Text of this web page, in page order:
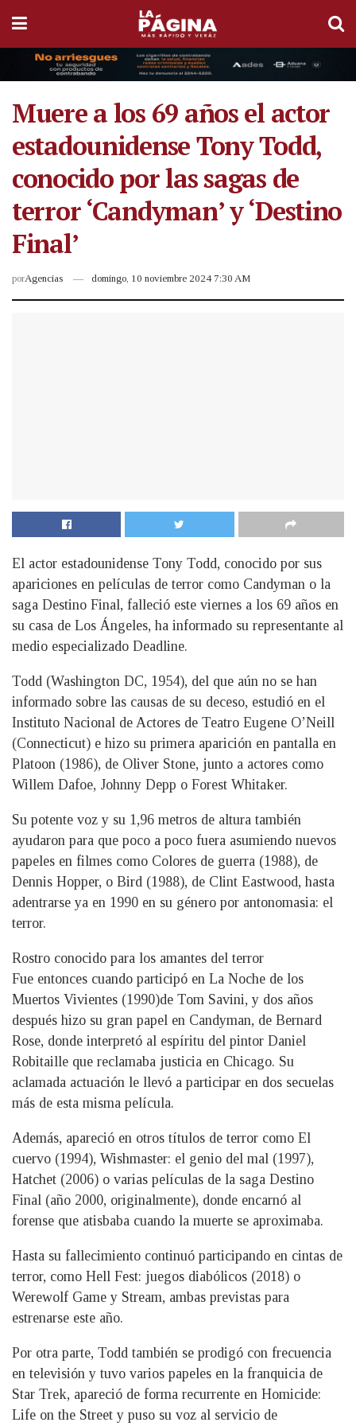
Muere a los 69 años el actor
estadounidense Tony Todd,
conocido por las sagas de
terror ‘Candyman’ y ‘Destino
Final’
porAgencias domingo, 10 noviembre 2024 7:30 AM
El actor estadounidense Tony Todd, conocido por sus
apariciones en películas de terror como Candyman o la
saga Destino Final, falleció este viernes a los 69 años en
su casa de Los Ángeles, ha informado su representante al
medio especializado Deadline.
Todd (Washington DC, 1954), del que aún no se han
informado sobre las causas de su deceso, estudió en el
Instituto Nacional de Actores de Teatro Eugene O’Neill
(Connecticut) e hizo su primera aparición en pantalla en
Platoon (1986), de Oliver Stone, junto a actores como
Willem Dafoe, Johnny Depp o Forest Whitaker.
Su potente voz y su 1,96 metros de altura también
ayudaron para que poco a poco fuera asumiendo nuevos
papeles en filmes como Colores de guerra (1988), de
Dennis Hopper, o Bird (1988), de Clint Eastwood, hasta
adentrarse ya en 1990 en su género por antonomasia: el
terror.
Rostro conocido para los amantes del terror
Fue entonces cuando participó en La Noche de los
Muertos Vivientes (1990)de Tom Savini, y dos años
después hizo su gran papel en Candyman, de Bernard
Rose, donde interpretó al espíritu del pintor Daniel
Robitaille que reclamaba justicia en Chicago. Su
aclamada actuación le llevó a participar en dos secuelas
más de esta misma película.
Además, apareció en otros títulos de terror como El
cuervo (1994), Wishmaster: el genio del mal (1997),
Hatchet (2006) o varias películas de la saga Destino
Final (año 2000, originalmente), donde encarnó al
forense que atisbaba cuando la muerte se aproximaba.
Hasta su fallecimiento continuó participando en cintas de
terror, como Hell Fest: juegos diabólicos (2018) o
Werewolf Game y Stream, ambas previstas para
estrenarse este año.
Por otra parte, Todd también se prodigó con frecuencia
en televisión y tuvo varios papeles en la franquicia de
Star Trek, apareció de forma recurrente en Homicide:
Life on the Street y puso su voz al servicio de